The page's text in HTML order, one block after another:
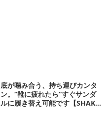
底が噛み合う、持ち運びカンタ
ン。“靴に疲れたら”すぐサンダ
ルに履き替え可能です【SHAKA